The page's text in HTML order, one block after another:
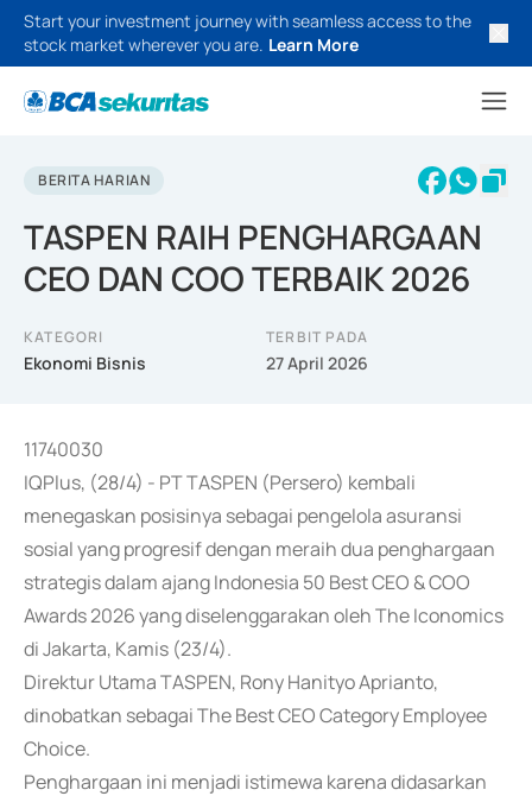
Start your investment journey with seamless access to the
stock market wherever you are. Learn More
BERITA HARIAN
TASPEN RAIH PENGHARGAAN
CEO DAN COO TERBAIK 2026
KATEGORI
Ekonomi Bisnis
TERBIT PADA
27 April 2026
11740030
IQPlus, (28/4) - PT TASPEN (Persero) kembali
menegaskan posisinya sebagai pengelola asuransi
sosial yang progresif dengan meraih dua penghargaan
strategis dalam ajang Indonesia 50 Best CEO & COO
Awards 2026 yang diselenggarakan oleh The Iconomics
di Jakarta, Kamis (23/4).
Direktur Utama TASPEN, Rony Hanityo Aprianto,
dinobatkan sebagai The Best CEO Category Employee
Choice.
Penghargaan ini menjadi istimewa karena didasarkan